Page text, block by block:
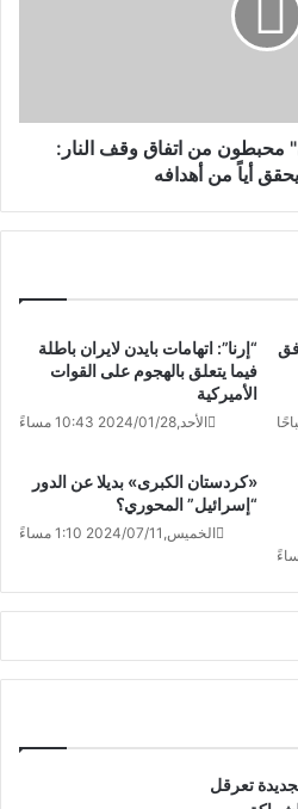
محبطون من اتفاق وقف النار:
أياً من أهدافه
“إرنا”: اتهامات بايدن لايران باطلة
فيما يتعلق بالهجوم على القوات
الأميركية
الأحد,2024/01/28 10:43 مساءً
«كردستان الكبرى» بديلا عن الدور
“إسرائيل” المحوري؟
الخميس,2024/07/11 1:10 مساءً
تعرقل